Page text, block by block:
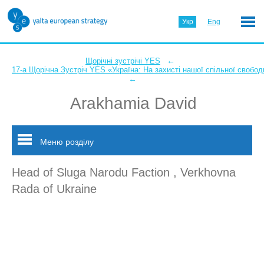
Укр Eng
Щорічні зустрічі YES ←
17-а Щорічна Зустріч YES «Україна: На захисті нашої спільної
←
Arakhamia David
Меню розділу
Head of Sluga Narodu Faction , Verkhovna
Rada of Ukraine